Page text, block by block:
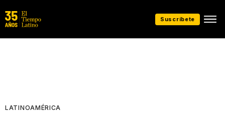
Suscríbete
LATINOAMÉRICA